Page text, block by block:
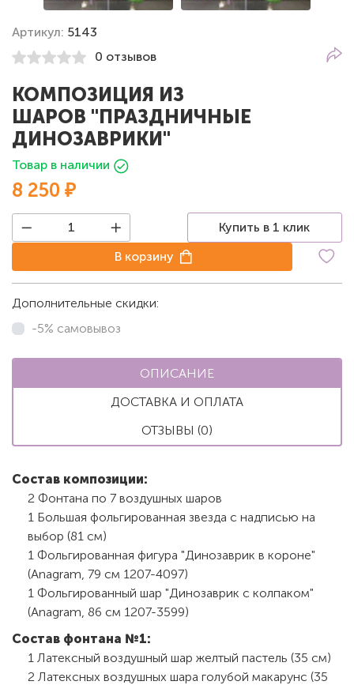
Артикул: 5143
0 отзывов
КОМПОЗИЦИЯ ИЗ
ШАРОВ "ПРАЗДНИЧНЫЕ
ДИНОЗАВРИКИ"
Товар в наличии
8 250 ₽
Купить в 1 клик
В корзину
Дополнительные скидки:
-5% самовывоз
ОПИСАНИЕ
ДОСТАВКА И ОПЛАТА
ОТЗЫВЫ (0)
Состав композиции:
2 Фонтана по 7 воздушных шаров
1 Большая фольгированная звезда с надписью на
выбор (81 см)
1 Фольгированная фигура "Динозаврик в короне"
(Anagram, 79 см 1207-4097)
1 Фольгированный шар "Динозаврик с колпаком"
(Anagram, 86 см 1207-3599)
Состав фонтана №1:
1 Латексный воздушный шар желтый пастель (35 см)
2 Латексных воздушных шара голубой макарунс (35